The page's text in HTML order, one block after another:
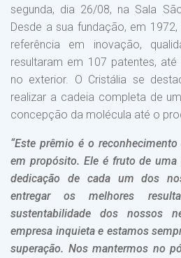
segunda, dia 26/08, na Sala
Desde a sua fundação, em
referência em inovação,
resultaram em 107 patentes,
no exterior. O Cristália se
realizar a cadeia completa de
concepção da molécula até o
“Este prêmio é o
em propósito. Ele é fruto de uma
dedicação de cada um dos
entregar os melhores
sustentabilidade dos nossos
empresa inquieta e estamos
superação. Nos mantermos no